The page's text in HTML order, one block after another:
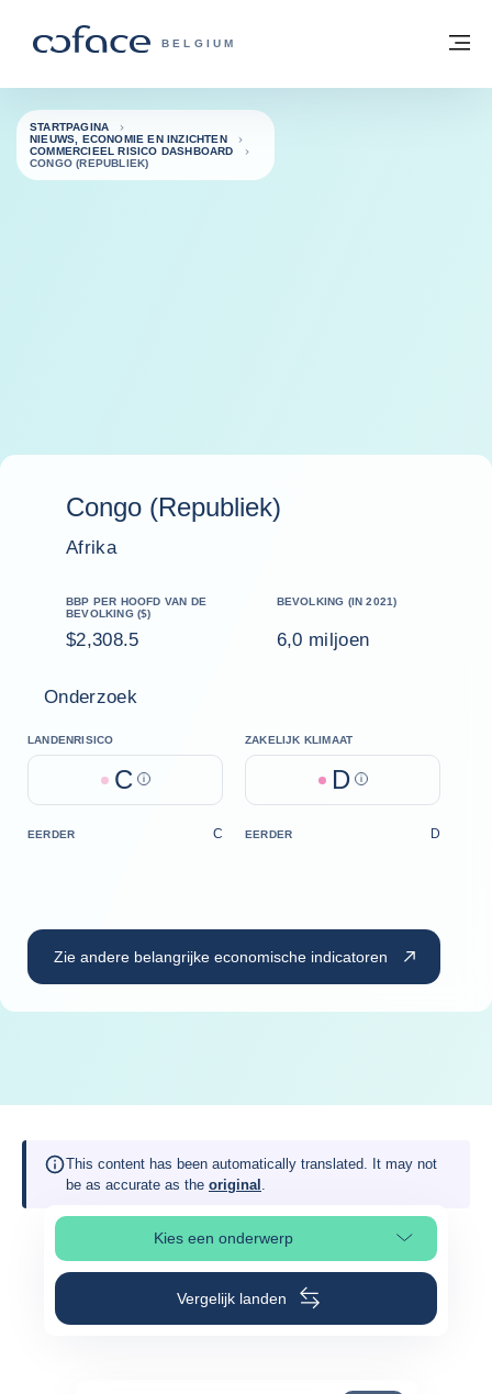
COFACE, FOR TRADE - GROEP
BELGIUM
Terug naar startpagina
STARTPAGINA
NIEUWS, ECONOMIE EN INZICHTEN
COMMERCIEEL RISICO DASHBOARD
CONGO (REPUBLIEK)
Congo (Republiek)
Afrika
BBP PER HOOFD VAN DE
BEVOLKING ($)
$2,308.5
BEVOLKING (IN 2021)
6,0 miljoen
Onderzoek
LANDENRISICO
C Help
ZAKELIJK KLIMAAT
D Help
EERDER C EERDER D
Zie andere belangrijke economische indicatoren
This content has been automatically translated. It may not
be as accurate as the original .
Kies een onderwerp
Selecteer paginasectie
Vergelijk landen